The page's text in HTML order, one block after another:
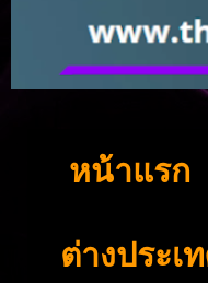
หน้าแรก
ต่างประเ